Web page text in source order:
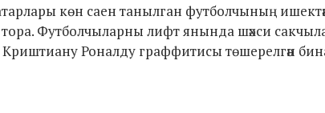
көн саен танылган футболчының
тора. Футболчыларны лифт янында шәхси
Криштиану Роналду граффитисы төшерелгән